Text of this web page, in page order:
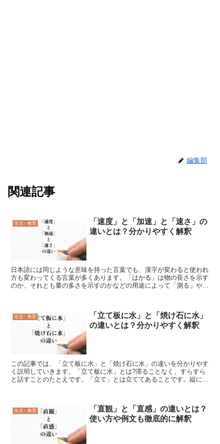
編集部
関連記事
生活・教育
「速度」と「加速」と「速さ」の
違いとは？分かりやすく解釈
日本語には同じような意味を持った言葉でも、漢字が変わると使われ
方も変わってくる言葉が多くあります。「はかる」は物の長さを示す
のか、それとも量の多さを示すのかなどの用途によって「測る」や
生活・教育
「立て板に水」と「焼け石に水」
の違いとは？分かりやすく解釈
この記事では、「立て板に水」と「焼け石に水」の違いを分かりやす
く説明していきます。「立て板に水」とは?滞ることなく、すらすら
と話すことのたとえです。「立て」とは立ててあることです。縦に位
生活・教育
「直観」と「直感」の違いとは？
使い方や例文も徹底的に解釈